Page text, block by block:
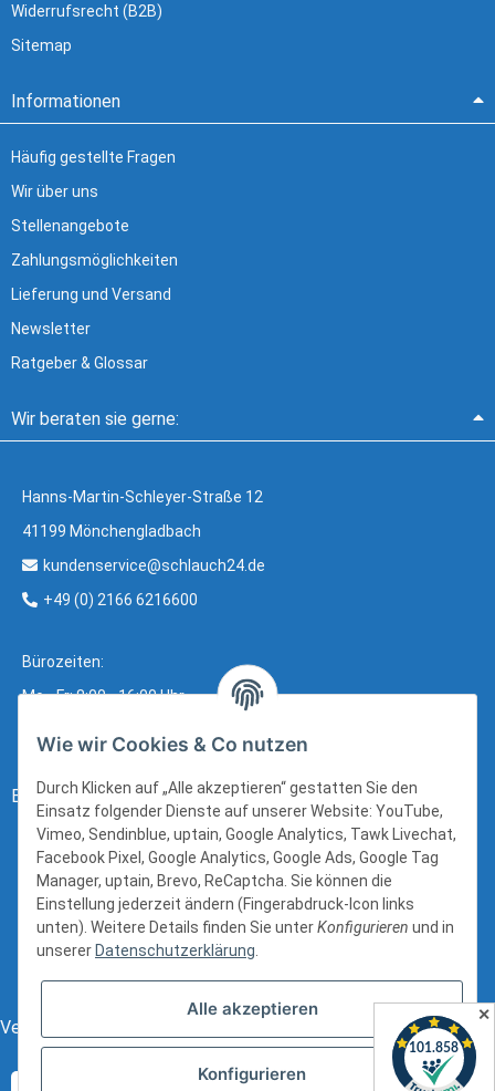
Widerrufsrecht (B2B)
Sitemap
Informationen
Häufig gestellte Fragen
Wir über uns
Stellenangebote
Zahlungsmöglichkeiten
Lieferung und Versand
Newsletter
Ratgeber & Glossar
Wir beraten sie gerne:
Hanns-Martin-Schleyer-Straße 12
41199 Mönchengladbach
kundenservice@schlauch24.de
+49 (0) 2166 6216600
Bürozeiten:
Mo - Fr: 8:00 - 16:00 Uhr
Bezahlung:
Versand:
Wie wir Cookies & Co nutzen
Durch Klicken auf „Alle akzeptieren“ gestatten Sie den
Einsatz folgender Dienste auf unserer Website: YouTube,
Vimeo, Sendinblue, uptain, Google Analytics, Tawk Livechat,
Facebook Pixel, Google Analytics, Google Ads, Google Tag
Manager, uptain, Brevo, ReCaptcha. Sie können die
Einstellung jederzeit ändern (Fingerabdruck-Icon links
unten). Weitere Details finden Sie unterKonfigurieren und in
unserer Datenschutzerklärung.
Alle akzeptieren
Konfigurieren
✕